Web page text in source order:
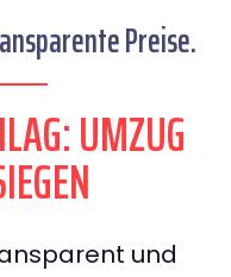
Preise.
UMZUG
und